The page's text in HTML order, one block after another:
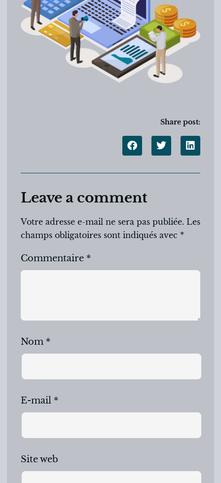
Share post:
Leave a comment
Votre adresse e-mail ne sera pas publiée. Les
champs obligatoires sont indiqués avec *
Commentaire *
Nom *
E-mail *
Site web